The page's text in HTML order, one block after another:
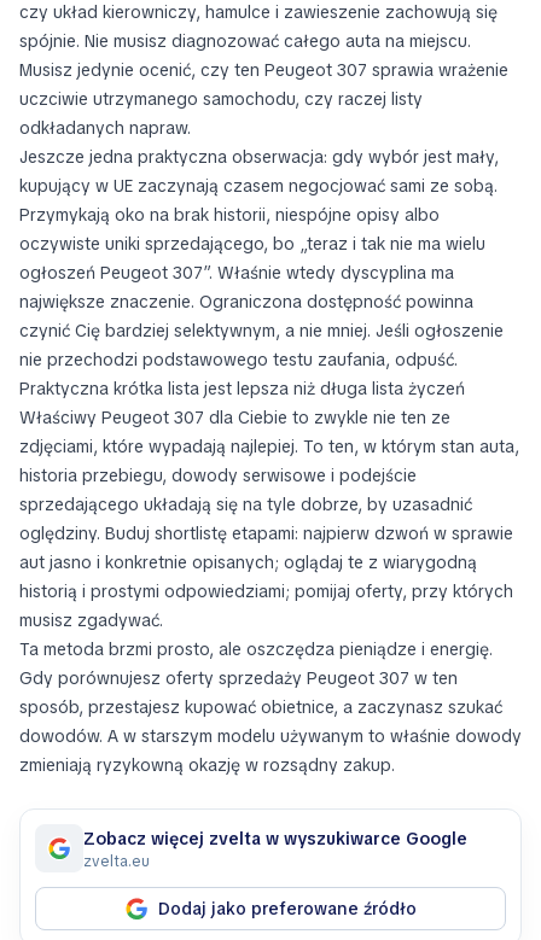
czy układ kierowniczy, hamulce i zawieszenie zachowują się
spójnie. Nie musisz diagnozować całego auta na miejscu.
Musisz jedynie ocenić, czy ten Peugeot 307 sprawia wrażenie
uczciwie utrzymanego samochodu, czy raczej listy
odkładanych napraw.
Jeszcze jedna praktyczna obserwacja: gdy wybór jest mały,
kupujący w UE zaczynają czasem negocjować sami ze sobą.
Przymykają oko na brak historii, niespójne opisy albo
oczywiste uniki sprzedającego, bo „teraz i tak nie ma wielu
ogłoszeń Peugeot 307”. Właśnie wtedy dyscyplina ma
największe znaczenie. Ograniczona dostępność powinna
czynić Cię bardziej selektywnym, a nie mniej. Jeśli ogłoszenie
nie przechodzi podstawowego testu zaufania, odpuść.
Praktyczna krótka lista jest lepsza niż długa lista życzeń
Właściwy Peugeot 307 dla Ciebie to zwykle nie ten ze
zdjęciami, które wypadają najlepiej. To ten, w którym stan auta,
historia przebiegu, dowody serwisowe i podejście
sprzedającego układają się na tyle dobrze, by uzasadnić
oględziny. Buduj shortlistę etapami: najpierw dzwoń w sprawie
aut jasno i konkretnie opisanych; oglądaj te z wiarygodną
historią i prostymi odpowiedziami; pomijaj oferty, przy których
musisz zgadywać.
Ta metoda brzmi prosto, ale oszczędza pieniądze i energię.
Gdy porównujesz oferty sprzedaży Peugeot 307 w ten
sposób, przestajesz kupować obietnice, a zaczynasz szukać
dowodów. A w starszym modelu używanym to właśnie dowody
zmieniają ryzykowną okazję w rozsądny zakup.
Zobacz więcej zvelta w wyszukiwarce Google
zvelta.eu
Dodaj jako preferowane źródło